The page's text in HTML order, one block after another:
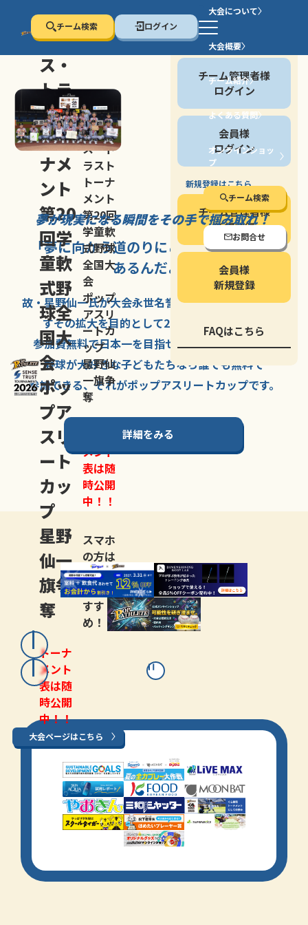
チーム検索 ログイン
大会について
大会概要
チーム紹介
よくある質問
オンラインショッ
プ
チーム検索
お問合せ
停止する
セン
ス・
トラ
スト
トー
ナメ
ント
第20
回学
童軟
式野
球全
国大
会
ポッ
プア
スリ
ート
カッ
プ
星野
仙一
旗争
奪
トーナ
メント
表は随
時公開
中！！
セン
ス・ト
ラスト
トーナ
メント
第20回
学童軟
式野球
全国大
会
ポップ
アスリ
ートカ
ップ
星野仙
一旗争
奪
メント
表は随
時公開
中！！
スマホ
の方は
LINE登
録がお
すす
め！
大会ページはこちら
会員の方
チーム管理者様
ログイン
会員様
ログイン
新規登録はこちら
チーム管理者様
新規登録
会員様
新規登録
FAQはこちら
夢が現実になる瞬間をその手で掴み取れ！
「夢に向かう道のりにこそ大きな意味が
あるんだよ」
故・星野仙一氏が大会永世名誉会長を務める、野球の
すその拡大を目的として2007年に
参加費無料で日本一を目指せる唯一の野球大会。
野球が大好きな子どもたちなら誰でも無料で
参加できる、それがポップアスリートカップです。
詳細をみる